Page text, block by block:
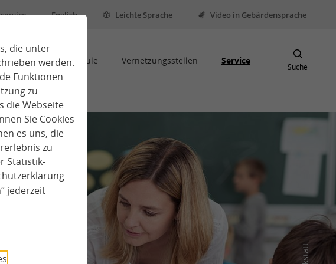
die unter
werden.
Funktionen
zu
die Webseite
Sie Cookies
es uns, die
zu
Statistik-
jederzeit
English Leichte Sprache Video in Gebärdensprache
Kita Schule Vernetzungsstellen Service
Suche